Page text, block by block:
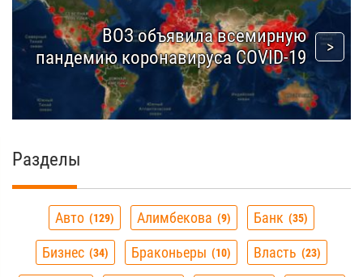
ВОЗ объявила всемирную
пандемию коронавируса COVID-19
Разделы
Авто 129 Алимбекова 9 Банк 35
Бизнес 34 Браконьеры 10 Власть 23